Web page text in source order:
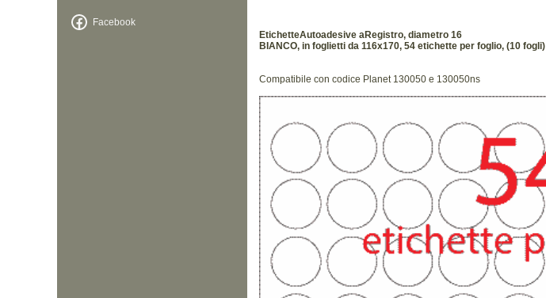
Facebook
EtichetteAutoadesive aRegistro, diametro 16
BIANCO, in foglietti da 116x170, 54 etichette per foglio, (10 fogli)
Compatibile con codice Planet 130050 e 130050ns